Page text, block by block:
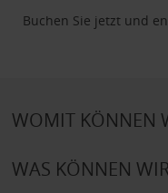
Buchen Sie jetzt und
WOMIT KÖNNEN
WAS KÖNNEN